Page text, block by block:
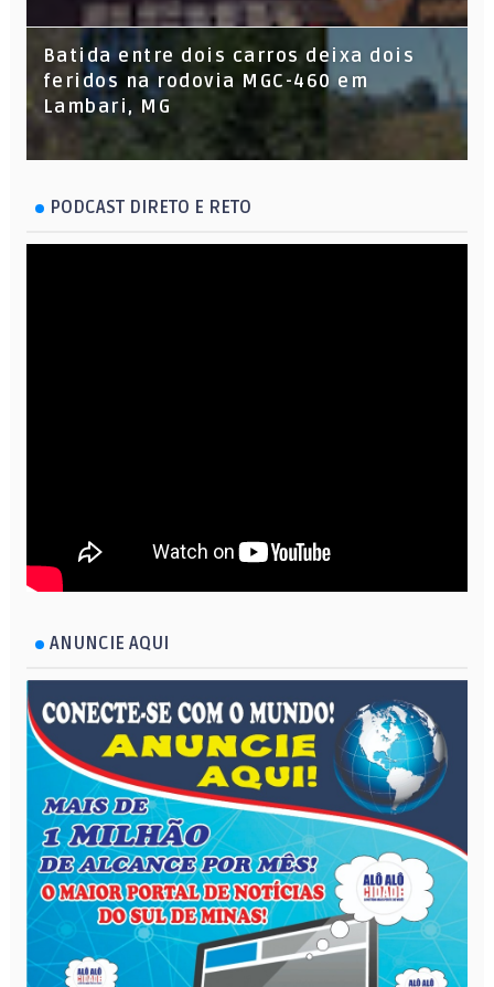
Batida entre dois carros deixa dois
feridos na rodovia MGC-460 em
Lambari, MG
PODCAST DIRETO E RETO
ANUNCIE AQUI